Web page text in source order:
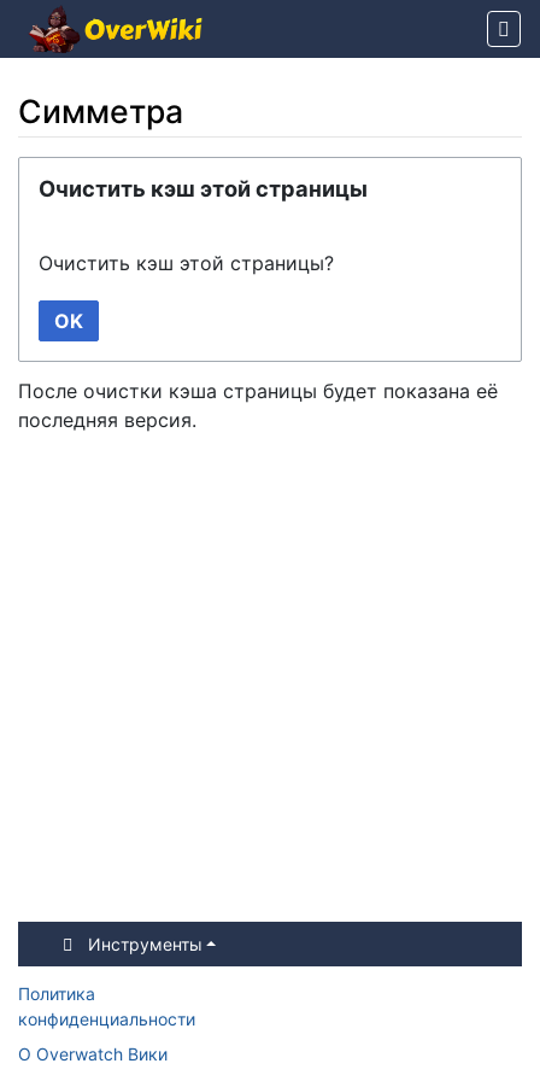
Симметра
Очистить кэш этой страницы
Очистить кэш этой страницы?
OK
После очистки кэша страницы будет показана её
последняя версия.
Инструменты
Политика
конфиденциальности
О Overwatch Вики